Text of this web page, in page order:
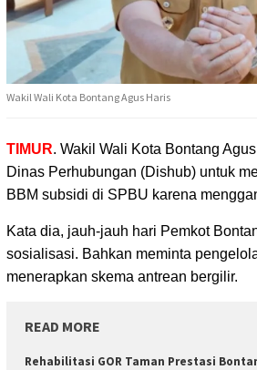
Wakil Wali Kota Bontang Agus Haris
TIMUR. Wakil Wali Kota Bontang
Dinas Perhubungan (Dishub) untuk
BBM subsidi di SPBU karena
Kata dia, jauh-jauh hari Pemkot
sosialisasi. Bahkan meminta
menerapkan skema antrean bergilir.
READ MORE
Rehabilitasi GOR Taman Prestasi